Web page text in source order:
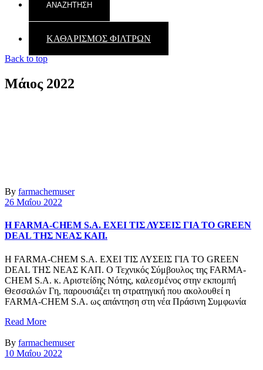
ΚΑΘΑΡΙΣΜΟΣ ΦΙΛΤΡΩΝ
Back to top
Μάιος 2022
By farmachemuser
26 Μαΐου 2022
Η FARMA-CHEM S.A. ΕΧΕΙ ΤΙΣ ΛΥΣΕΙΣ ΓΙΑ ΤΟ GREEN
DEAL ΤΗΣ ΝΕΑΣ ΚΑΠ.
Η FARMA-CHEM S.A. ΕΧΕΙ ΤΙΣ ΛΥΣΕΙΣ ΓΙΑ ΤΟ GREEN
DEAL ΤΗΣ ΝΕΑΣ ΚΑΠ. Ο Τεχνικός Σύμβουλος της FARMA-
CHEM S.A. κ. Αριστείδης Νότης, καλεσμένος στην εκπομπή
Θεσσαλών Γη, παρουσιάζει τη στρατηγική που ακολουθεί η
FARMA-CHEM S.A. ως απάντηση στη νέα Πράσινη Συμφωνία
Read More
By farmachemuser
10 Μαΐου 2022